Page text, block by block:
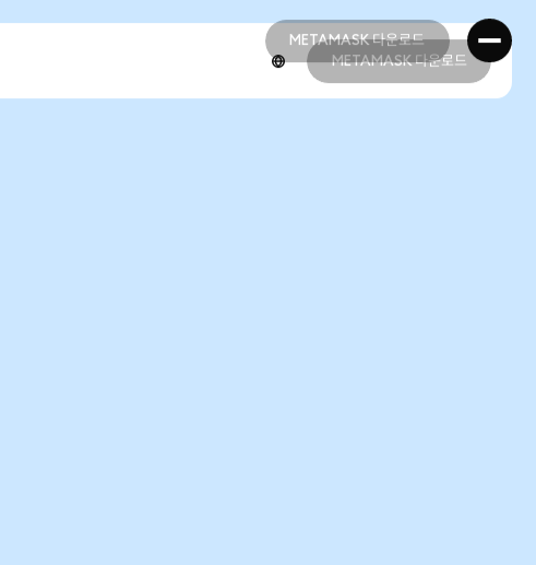
METAMASK 다운로드
METAMASK 다운로드
METAMASK 다운로드